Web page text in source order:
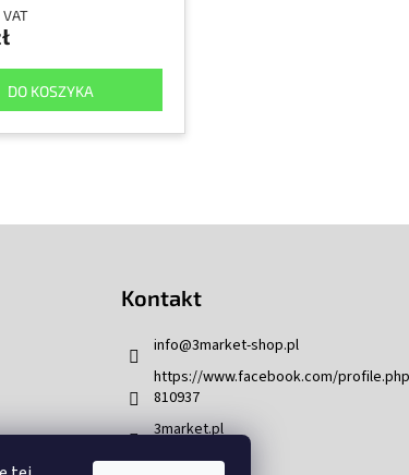
VAT
DO KOSZYKA
Kontakt
info@3market-shop.pl
https://www.facebook.com/
810937
3market.pl